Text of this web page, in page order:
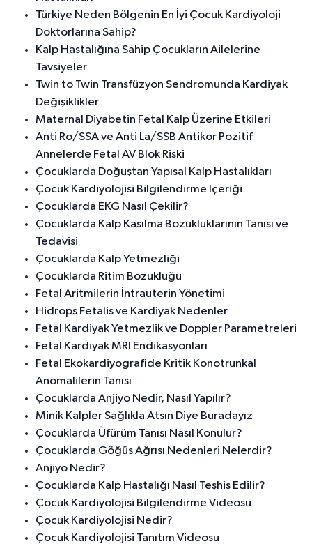
Türkiye Neden Bölgenin En İyi Çocuk Kardiyoloji
Doktorlarına Sahip?
Kalp Hastalığına Sahip Çocukların Ailelerine
Tavsiyeler
Twin to Twin Transfüzyon Sendromunda Kardiyak
Değişiklikler
Maternal Diyabetin Fetal Kalp Üzerine Etkileri
Anti Ro/SSA ve Anti La/SSB Antikor Pozitif
Annelerde Fetal AV Blok Riski
Çocuklarda Doğuştan Yapısal Kalp Hastalıkları
Çocuk Kardiyolojisi Bilgilendirme İçeriği
Çocuklarda EKG Nasıl Çekilir?
Çocuklarda Kalp Kasılma Bozukluklarının Tanısı ve
Tedavisi
Çocuklarda Kalp Yetmezliği
Çocuklarda Ritim Bozukluğu
Fetal Aritmilerin İntrauterin Yönetimi
Hidrops Fetalis ve Kardiyak Nedenler
Fetal Kardiyak Yetmezlik ve Doppler Parametreleri
Fetal Kardiyak MRI Endikasyonları
Fetal Ekokardiyografide Kritik Konotrunkal
Anomalilerin Tanısı
Çocuklarda Anjiyo Nedir, Nasıl Yapılır?
Minik Kalpler Sağlıkla Atsın Diye Buradayız
Çocuklarda Üfürüm Tanısı Nasıl Konulur?
Çocuklarda Göğüs Ağrısı Nedenleri Nelerdir?
Anjiyo Nedir?
Çocuklarda Kalp Hastalığı Nasıl Teşhis Edilir?
Çocuk Kardiyolojisi Bilgilendirme Videosu
Çocuk Kardiyolojisi Nedir?
Çocuk Kardiyolojisi Tanıtım Videosu